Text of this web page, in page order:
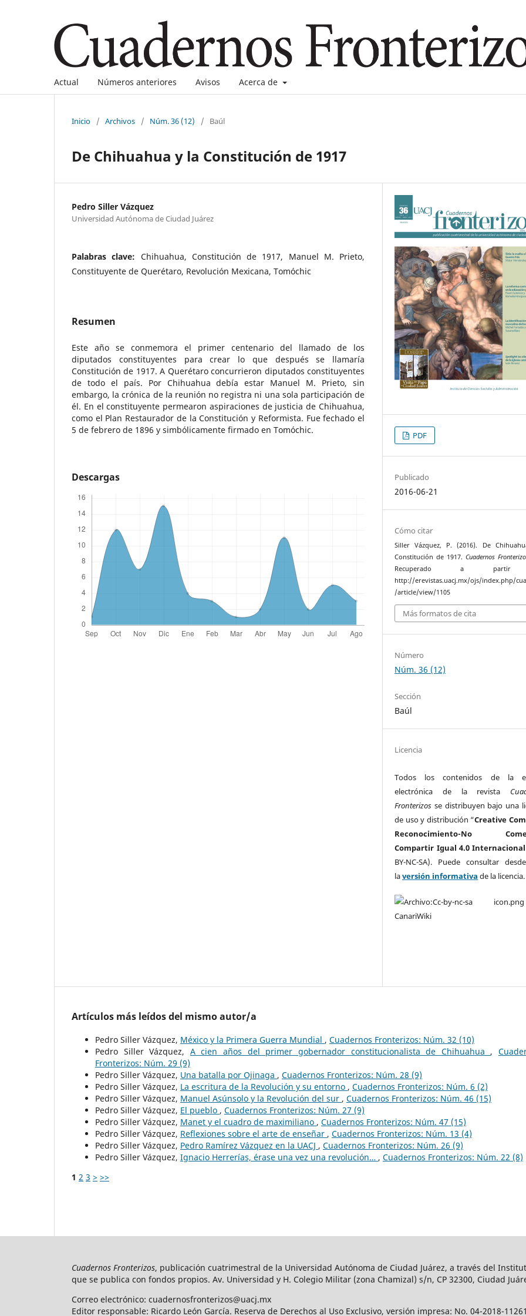
Actual Números anteriores Avisos Acerca de
Inicio / Archivos / Núm. 36 (12) / Baúl
De Chihuahua y la Constitución de 1917
Pedro Siller Vázquez
Universidad Autónoma de Ciudad Juárez
Palabras clave: Chihuahua, Constitución de 1917, Manuel M. Prieto,
Constituyente de Querétaro, Revolución Mexicana, Tomóchic
Resumen
Este año se conmemora el primer centenario del llamado de los
diputados constituyentes para crear lo que después se llamaría
Constitución de 1917. A Querétaro concurrieron diputados constituyentes
de todo el país. Por Chihuahua debía estar Manuel M. Prieto, sin
embargo, la crónica de la reunión no registra ni una sola participación de
él. En el constituyente permearon aspiraciones de justicia de Chihuahua,
como el Plan Restaurador de la Constitución y Reformista. Fue fechado el
5 de febrero de 1896 y simbólicamente firmado en Tomóchic.
Descargas
PDF
Publicado
2016-06-21
Cómo citar
Siller Vázquez, P. (2016). De
Constitución de 1917. Cuadernos
Recuperado a
http://erevistas.uacj.mx/ojs/index.php/
/article/view/1105
Más formatos de cita
Número
Núm. 36 (12)
Sección
Baúl
Licencia
Todos los contenidos de la
electrónica de la revista
Fronterizos se distribuyen bajo una
de uso y distribución “Creative
Reconocimiento-No
Compartir Igual 4.0 Internacional
BY-NC-SA). Puede consultar
laversión informativa de la licencia.
Artículos más leídos del mismo autor/a
Pedro Siller Vázquez, México y la Primera Guerra Mundial , Cuadernos Fronterizos: Núm. 32 (10)
Pedro Siller Vázquez, A cien años del primer gobernador constitucionalista de Chihuahua ,
Fronterizos: Núm. 29 (9)
Pedro Siller Vázquez, Una batalla por Ojinaga , Cuadernos Fronterizos: Núm. 28 (9)
Pedro Siller Vázquez, La escritura de la Revolución y su entorno , Cuadernos Fronterizos: Núm. 6 (2)
Pedro Siller Vázquez, Manuel Asúnsolo y la Revolución del sur , Cuadernos Fronterizos: Núm. 46 (15)
Pedro Siller Vázquez, El pueblo , Cuadernos Fronterizos: Núm. 27 (9)
Pedro Siller Vázquez, Manet y el cuadro de maximiliano , Cuadernos Fronterizos: Núm. 47 (15)
Pedro Siller Vázquez, Reflexiones sobre el arte de enseñar , Cuadernos Fronterizos: Núm. 13 (4)
Pedro Siller Vázquez, Pedro Ramírez Vázquez en la UACJ , Cuadernos Fronterizos: Núm. 26 (9)
Pedro Siller Vázquez, Ignacio Herrerías, érase una vez una revolución… , Cuadernos Fronterizos: Núm. 22 (8)
1 2 3 > >>
Cuadernos Fronterizos, publicación cuatrimestral de la Universidad Autónoma de Ciudad Juárez, a través del
que se publica con fondos propios. Av. Universidad y H. Colegio Militar (zona Chamizal) s/n, CP 32300, Ciudad
Correo electrónico: cuadernosfronterizos@uacj.mx
Editor responsable: Ricardo León García. Reserva de Derechos al Uso Exclusivo, versión impresa: No. 04-2018-